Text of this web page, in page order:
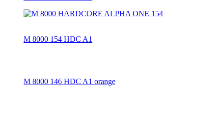
M 8000 154 HDC A1
M 8000 146 HDC A1 orange